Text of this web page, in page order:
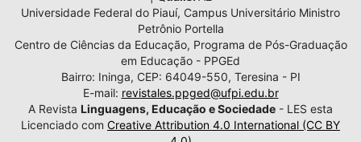
Universidade Federal do Piauí, Campus Universitário Ministro
Petrônio Portella
Centro de Ciências da Educação, Programa de Pós-Graduação
em Educação - PPGEd
Bairro: Ininga, CEP: 64049-550, Teresina - PI
E-mail: revistales.ppged@ufpi.edu.br
A Revista Linguagens, Educação e Sociedade - LES esta
Licenciado com Creative Attribution 4.0 International (CC BY